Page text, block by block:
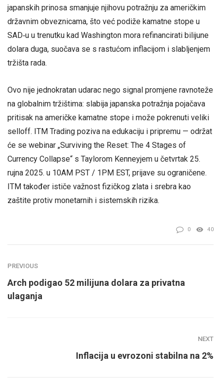
japanskih prinosa smanjuje njihovu potražnju za američkim
državnim obveznicama, što već podiže kamatne stope u
SAD‑u u trenutku kad Washington mora refinancirati bilijune
dolara duga, suočava se s rastućom inflacijom i slabljenjem
tržišta rada.
Ovo nije jednokratan udarac nego signal promjene ravnoteže
na globalnim tržištima: slabija japanska potražnja pojačava
pritisak na američke kamatne stope i može pokrenuti veliki
selloff. ITM Trading poziva na edukaciju i pripremu — održat
će se webinar „Surviving the Reset: The 4 Stages of
Currency Collapse“ s Taylorom Kenneyjem u četvrtak 25.
rujna 2025. u 10AM PST / 1PM EST, prijave su ograničene.
ITM također ističe važnost fizičkog zlata i srebra kao
zaštite protiv monetarnih i sistemskih rizika.
0 40
PREVIOUS
Arch podigao 52 milijuna dolara za privatna
ulaganja
NEXT
Inflacija u evrozoni stabilna na 2%